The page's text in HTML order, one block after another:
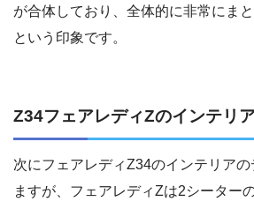
が合体しており、全体的に非常にま
という印象です。
Z34フェアレディZのインテリ
次にフェアレディZ34のインテリア
ますが、フェアレディZは2シーター